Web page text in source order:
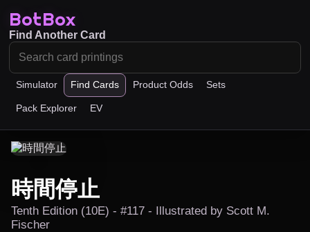
BotBox
Simulator Find Cards Product Odds Sets
Pack Explorer EV
Find Another Card
時間停止
Tenth Edition (10E) - #117 - Illustrated by Scott M.
Fischer